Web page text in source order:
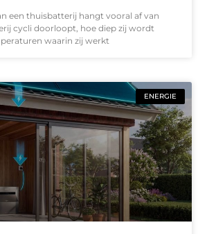
een thuisbatterij hangt vooral af van
cycli doorloopt, hoe diep zij wordt
waarin zij werkt
ENERGIE